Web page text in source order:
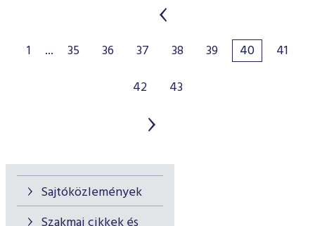
Sajtóközlemények
1 ... 35 36 37 38 39 40
41
42
43